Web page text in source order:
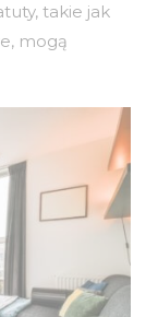
takie jak
mogą